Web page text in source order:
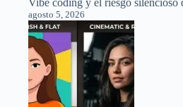
agosto 5, 2026